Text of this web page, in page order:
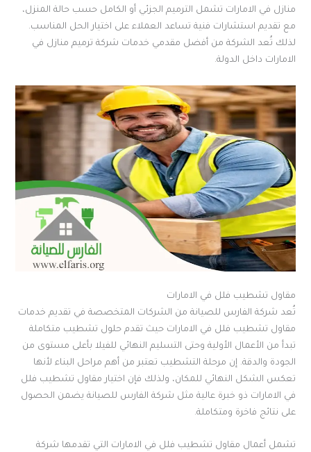
منازل في الامارات تشمل الترميم الجزئي أو الكامل حسب حالة المنزل،
مع تقديم استشارات فنية تساعد العملاء على اختيار الحل المناسب.
لذلك تُعد الشركة من أفضل مقدمي خدمات شركة ترميم منازل في
الامارات داخل الدولة.
مقاول تشطيب فلل في الامارات
تُعد شركة الفارس للصيانة من الشركات المتخصصة في تقديم خدمات
مقاول تشطيب فلل في الامارات حيث تقدم حلول تشطيب متكاملة
تبدأ من الأعمال الأولية وحتى التسليم النهائي للفيلا بأعلى مستوى من
الجودة والدقة. إن مرحلة التشطيب تعتبر من أهم مراحل البناء لأنها
تعكس الشكل النهائي للمكان، ولذلك فإن اختيار مقاول تشطيب فلل
في الامارات ذو خبرة عالية مثل شركة الفارس للصيانة يضمن الحصول
على نتائج فاخرة ومتكاملة.
تشمل أعمال مقاول تشطيب فلل في الامارات التي تقدمها شركة